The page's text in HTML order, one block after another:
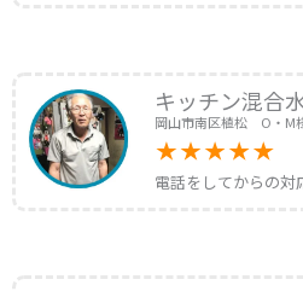
キッチン混合
岡山市南区植松 O・M
電話をしてからの対